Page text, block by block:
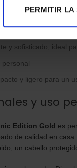
PERMITIR LA
una precisión
y sofisticado, ideal
personal
Edition Gold es
de calidad en